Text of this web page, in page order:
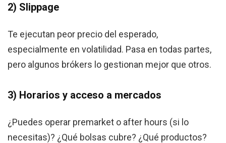
2) Slippage
Te ejecutan peor precio del esperado,
especialmente en volatilidad. Pasa en todas partes,
pero algunos brókers lo gestionan mejor que otros.
3) Horarios y acceso a mercados
¿Puedes operar premarket o after hours (si lo
necesitas)? ¿Qué bolsas cubre? ¿Qué productos?